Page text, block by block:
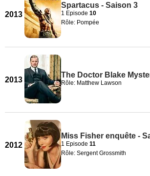
2013
Spartacus - Saison 3
1 Episode 10
Rôle: Pompée
2013
The Doctor Blake
Rôle: Matthew Lawson
2012
Miss Fisher enquête -
1 Episode 11
Rôle: Sergent Grossmith